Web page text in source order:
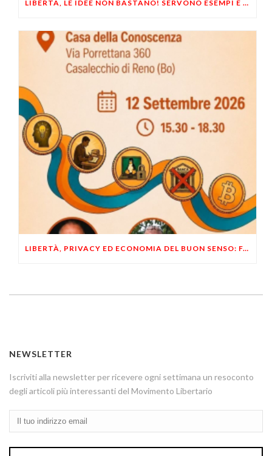
LIBERTÀ, LE IDEE NON BASTANO! SERVONO ESEMPI E UN PO’ DI COERENZA
LIBERTÀ, PRIVACY ED ECONOMIA DEL BUON SENSO: FACCO E MUSUMECI A CASALECCHIO DI RENO (BO)
NEWSLETTER
Iscriviti alla newsletter per ricevere ogni settimana un resoconto
degli articoli più interessanti del Movimento Libertario